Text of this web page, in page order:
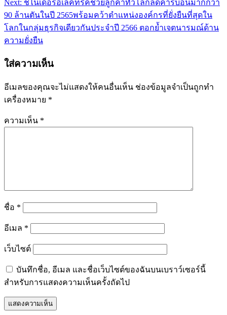
Next: ชไนเดอร์อิเล็คทริคช่วยลูกค้าทั่วโลกลดคาร์บอนมากกว่า
90 ล้านตันในปี 2565พร้อมคว้าตำแหน่งองค์กรที่ยั่งยืนที่สุดใน
โลกในกลุ่มธุรกิจเดียวกันประจำปี 2566 ตอกย้ำเจตนารมณ์ด้าน
ความยั่งยืน
ใส่ความเห็น
อีเมลของคุณจะไม่แสดงให้คนอื่นเห็น ช่องข้อมูลจำเป็นถูกทำ
เครื่องหมาย *
ความเห็น *
ชื่อ *
อีเมล *
เว็บไซต์
บันทึกชื่อ, อีเมล และชื่อเว็บไซต์ของฉันบนเบราว์เซอร์นี้
สำหรับการแสดงความเห็นครั้งถัดไป